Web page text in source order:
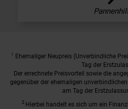
1
Ehemaliger Neupreis (Unverbindliche
Tag der
Der errechnete Preisvorteil sowie die
gegenüber der ehemaligen
am Tag der
2 Hierbei handelt es sich um ein